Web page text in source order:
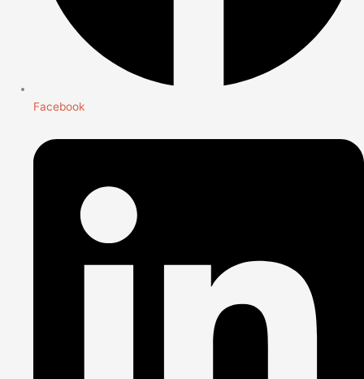
Facebook